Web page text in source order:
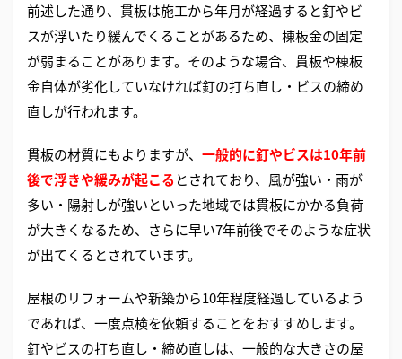
前述した通り、貫板は施工から年月が経過すると釘やビ
スが浮いたり緩んでくることがあるため、棟板金の固定
が弱まることがあります。そのような場合、貫板や棟板
金自体が劣化していなければ釘の打ち直し・ビスの締め
直しが行われます。
貫板の材質にもよりますが、 一般的に釘やビスは10年前
後で浮きや緩みが起こる とされており、風が強い・雨が
多い・陽射しが強いといった地域では貫板にかかる負荷
が大きくなるため、さらに早い7年前後でそのような症状
が出てくるとされています。
屋根のリフォームや新築から10年程度経過しているよう
であれば、一度点検を依頼することをおすすめします。
釘やビスの打ち直し・締め直しは、一般的な大きさの屋